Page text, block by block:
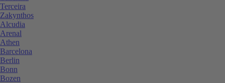
Terceira
Zakynthos
Alcudia
Arenal
Athen
Barcelona
Berlin
Bonn
Bozen